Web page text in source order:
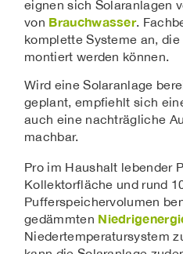
eignen sich Solaranlagen
von Brauchwasser.
komplette Systeme an, die
montiert werden können.
Wird eine Solaranlage
geplant, empfiehlt sich
auch eine nachträgliche
machbar.
Pro im Haushalt lebender
Kollektorfläche und rund
Pufferspeichervolumen
gedämmten
Niedertemperatursystem